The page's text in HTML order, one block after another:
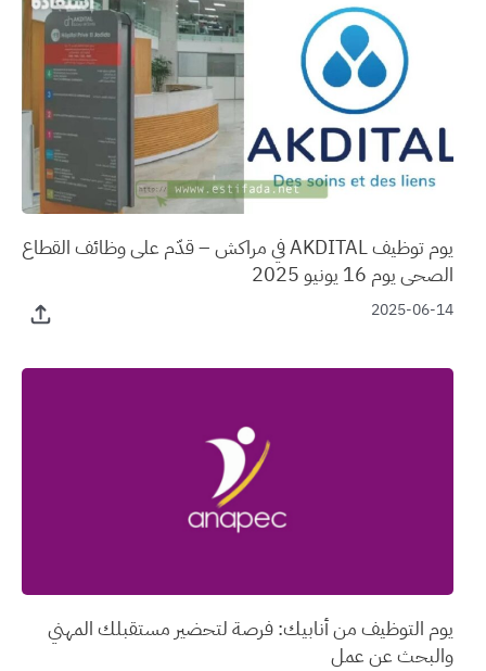
يوم توظيف AKDITAL في مراكش – قدّم على وظائف القطاع
الصحي يوم 16 يونيو 2025
2025-06-14
يوم التوظيف من أنابيك: فرصة لتحضير مستقبلك المهني
والبحث عن عمل